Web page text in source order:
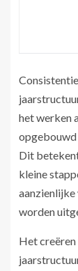
het werken
opgebouwd
Dit
kleine
aanzienlijke
worden
Het